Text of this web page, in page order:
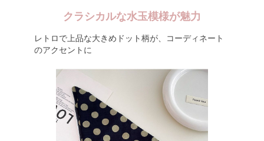
クラシカルな水玉模様が魅力
レトロで上品な大きめドット柄が、コーディネート
のアクセントに